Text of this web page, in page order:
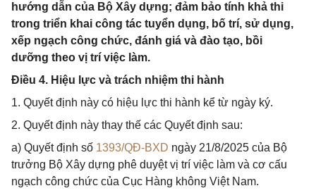
hướng dẫn của Bộ Xây dựng; đảm bảo tính khả thi
trong triển khai công tác tuyển dụng, bố trí, sử dụng,
xếp ngạch công chức, đánh giá và đào tạo, bồi
dưỡng theo vị trí việc làm.
Điều 4. Hiệu lực và trách nhiệm thi hành
1. Quyết định này có hiệu lực thi hành kể từ ngày ký.
2. Quyết định này thay thế các Quyết định sau:
a) Quyết định số 1393/QĐ-BXD ngày 21/8/2025 của Bộ
trưởng Bộ Xây dựng phê duyệt vị trí việc làm và cơ cấu
ngạch công chức của Cục Hàng không Việt Nam.